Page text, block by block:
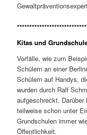
Kitas und
Vorfälle, wie zum
Schülern an einer
Schülern auf Handys,
wurden durch Ralf
aufgeschreckt.
teilweise schon unter
Grundschulen immer
Öffentlichkeit.